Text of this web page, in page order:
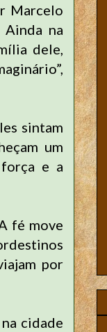
Marcelo
na
dele,
sintam
um
e a
fé move
por
cidade